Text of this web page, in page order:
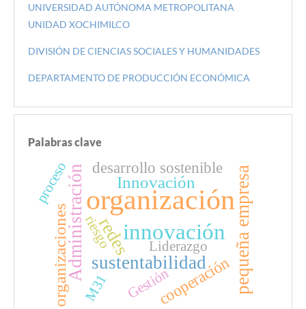
UNIVERSIDAD AUTÓNOMA METROPOLITANA
UNIDAD XOCHIMILCO
DIVISIÓN DE CIENCIAS SOCIALES Y HUMANIDADES
DEPARTAMENTO DE PRODUCCIÓN ECONÓMICA
Palabras clave
organización
innovación pequeña empresa
redes
Administración sustentabilidad
Innovación
organizaciones cooperación
desarrollo sostenible
proceso
Gestión
Liderazgo
M31
riesgo